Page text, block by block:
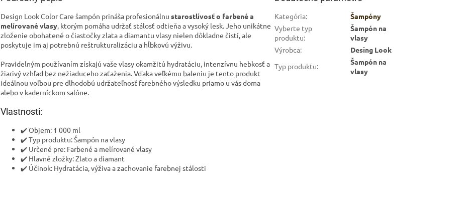
Design Look Color Care šampón prináša profesionálnu starostlivosť o farbené a
melírované vlasy, ktorým pomáha udržať stálosť odtieňa a vysoký lesk. Jeho unikátne
zloženie obohatené o čiastočky zlata a diamantu vlasy nielen dôkladne čistí, ale
poskytuje im aj potrebnú reštrukturalizáciu a hĺbkovú výživu.
Pravidelným používaním získajú vaše vlasy okamžitú hydratáciu, intenzívnu hebkosť a
žiarivý vzhľad bez nežiaduceho zaťaženia. Vďaka veľkému baleniu je tento produkt
ideálnou voľbou pre dlhodobú udržateľnosť farebného výsledku priamo u vás doma
alebo v kaderníckom salóne.
Vlastnosti:
✔️ Objem: 1 000 ml
✔️ Typ produktu: Šampón na vlasy
✔️ Určené pre: Farbené a melírované vlasy
✔️ Hlavné zložky: Zlato a diamant
✔️ Účinok: Hydratácia, výživa a zachovanie farebnej stálosti
Kategória:
Šampóny
Vyberte typ
produktu:
Šampón na
vlasy
Výrobca:
Desing Look
Typ produktu:
Šampón na
vlasy